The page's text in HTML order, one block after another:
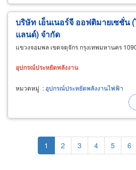
บริษัท เอ็นเนอร์จี ออฟติมายเซชั่น
แลนด์) จำกัด
แขวงจอมพล เขตจตุจักร กรุงเทพมหานคร
อุปกรณ์ประหยัดพลังงาน
หมวดหมู่ : อุปกรณ์ประหยัดพลังงานไฟฟ้า
Pagination
Current
page
1 Page
2 Page
3 Page
4 Page
5 6